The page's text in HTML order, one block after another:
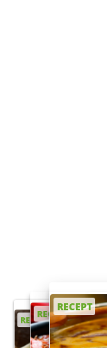
RECEPT
RECEPT
RECEPT